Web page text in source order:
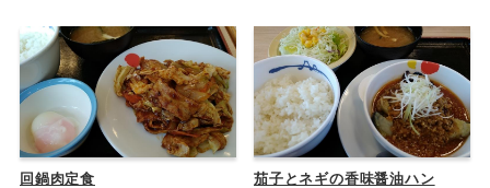
回鍋肉定食
茄子とネギの香味醤油ハン